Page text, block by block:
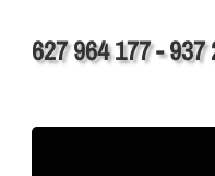
627 964 177 - 937